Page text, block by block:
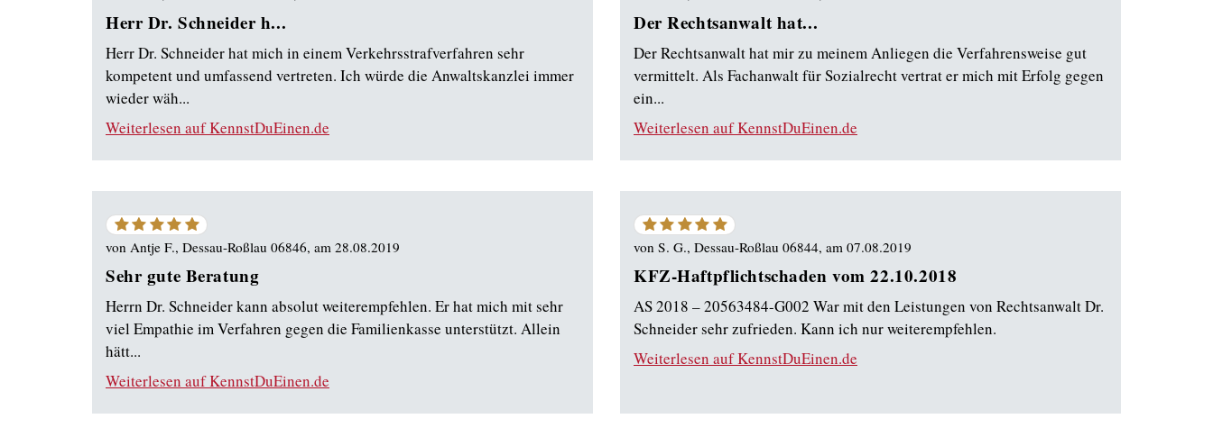
Herr Dr. Schneider h...
Herr Dr. Schneider hat mich in einem Verkehrsstrafverfahren sehr
kompetent und umfassend vertreten. Ich würde die Anwaltskanzlei immer
wieder wäh...
Weiterlesen auf KennstDuEinen.de
Der Rechtsanwalt hat...
Der Rechtsanwalt hat mir zu meinem Anliegen die Verfahrensweise gut
vermittelt. Als Fachanwalt für Sozialrecht vertrat er mich mit Erfolg gegen
ein...
Weiterlesen auf KennstDuEinen.de
5von
Sternen
von Antje F., Dessau-Roßlau 06846, am 28.08.2019
Sehr gute Beratung
Herrn Dr. Schneider kann absolut weiterempfehlen. Er hat mich mit sehr
viel Empathie im Verfahren gegen die Familienkasse unterstützt. Allein
hätt...
Weiterlesen auf KennstDuEinen.de
5von
Sternen
von S. G., Dessau-Roßlau 06844, am 07.08.2019
KFZ-Haftpflichtschaden vom 22.10.2018
AS 2018 – 20563484-G002 War mit den Leistungen von Rechtsanwalt Dr.
Schneider sehr zufrieden. Kann ich nur weiterempfehlen.
Weiterlesen auf KennstDuEinen.de